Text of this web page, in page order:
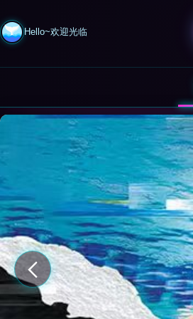
Hello~欢迎光临
